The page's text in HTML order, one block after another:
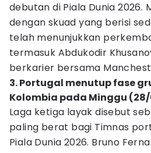
debutan di Piala Dunia 2026.
dengan skuad yang berisi
telah menunjukkan
termasuk Abdukodir
berkarier bersama
3. Portugal menutup fase
Kolombia pada Minggu
Laga ketiga layak disebut
paling berat bagi Timnas
Piala Dunia 2026. Bruno